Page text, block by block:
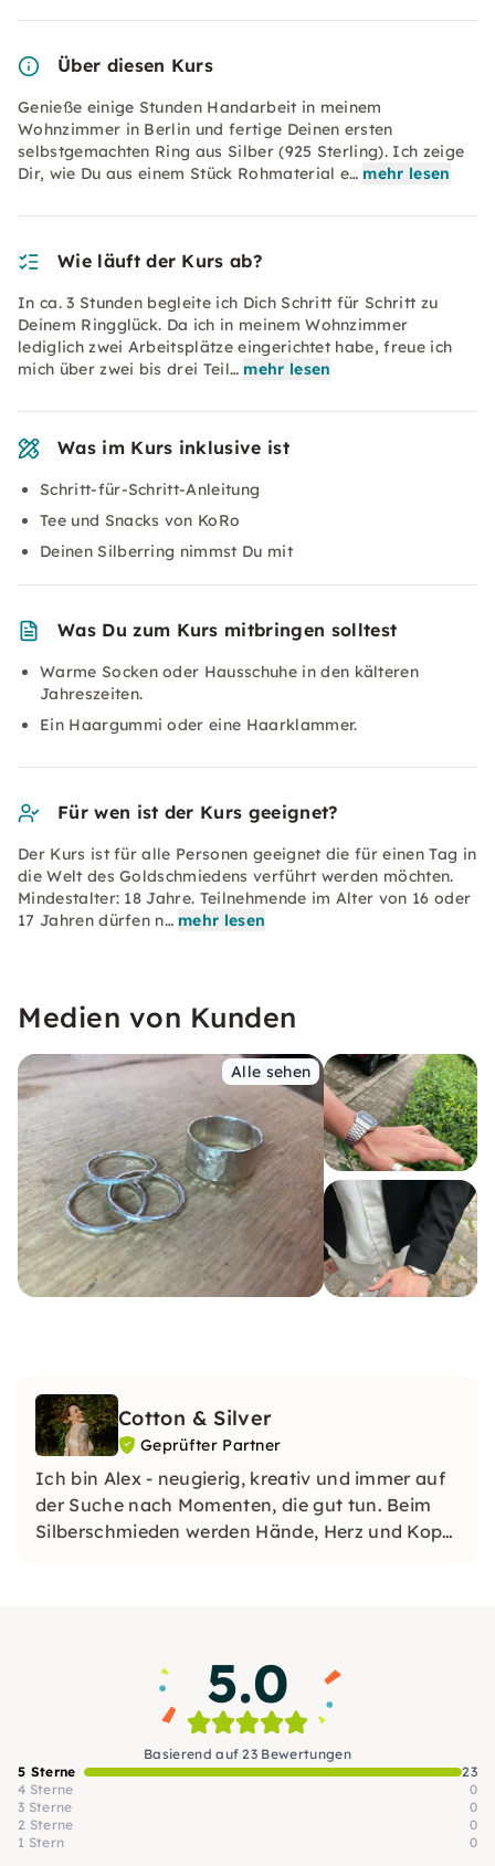
Über diesen Kurs
Genieße einige Stunden Handarbeit in meinem
Wohnzimmer in Berlin und fertige Deinen ersten
selbstgemachten Ring aus Silber (925 Sterling). Ich zeige
Dir, wie Du aus einem Stück Rohmaterial e… mehr lesen
Wie läuft der Kurs ab?
In ca. 3 Stunden begleite ich Dich Schritt für Schritt zu
Deinem Ringglück. Da ich in meinem Wohnzimmer
lediglich zwei Arbeitsplätze eingerichtet habe, freue ich
mich über zwei bis drei Teil… mehr lesen
Was im Kurs inklusive ist
Schritt-für-Schritt-Anleitung
Tee und Snacks von KoRo
Deinen Silberring nimmst Du mit
Was Du zum Kurs mitbringen solltest
Warme Socken oder Hausschuhe in den kälteren
Jahreszeiten.
Ein Haargummi oder eine Haarklammer.
Für wen ist der Kurs geeignet?
Der Kurs ist für alle Personen geeignet die für einen Tag in
die Welt des Goldschmiedens verführt werden möchten.
Mindestalter: 18 Jahre. Teilnehmende im Alter von 16 oder
17 Jahren dürfen n… mehr lesen
Medien von Kunden
Alle sehen
Cotton & Silver
Geprüfter Partner
Ich bin Alex - neugierig, kreativ und immer auf
der Suche nach Momenten, die gut tun. Beim
Silberschmieden werden Hände, Herz und Kopf
5.0
Basierend auf 23 Bewertungen
5 Sterne
23
4 Sterne
0
3 Sterne
0
2 Sterne
0
1 Stern
0